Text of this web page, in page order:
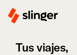
Tus viajes,